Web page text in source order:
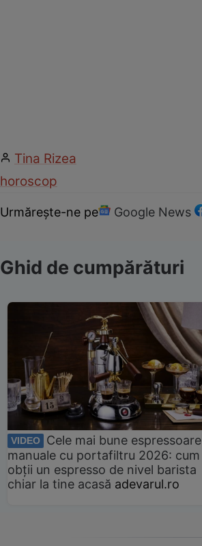
Tina Rizea
horoscop
Urmărește-ne pe Google News
Ghid de cumpărături
VIDEO
Cele mai bune espressoare
manuale cu portafiltru 2026: cum
obții un espresso de nivel barista
chiar la tine acasă adevarul.ro